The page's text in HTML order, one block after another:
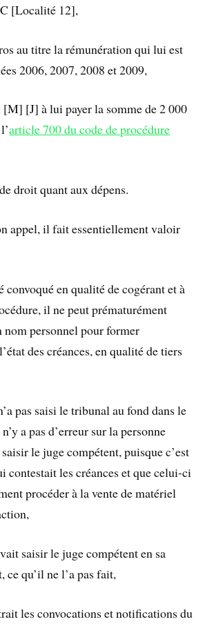
[Localité 12],
au titre la rémunération qui lui est
2006, 2007, 2008 et 2009,
[J] à lui payer la somme de 2 000
article 700 du code de procédure
droit quant aux dépens.
appel, il fait essentiellement valoir
convoqué en qualité de cogérant et à
il ne peut prématurément
nom personnel pour former
des créances, en qualité de tiers
pas saisi le tribunal au fond dans le
a pas d’erreur sur la personne
le juge compétent, puisque c’est
contestait les créances et que celui-ci
procéder à la vente de matériel
saisir le juge compétent en sa
ce qu’il ne l’a pas fait,
les convocations et notifications du